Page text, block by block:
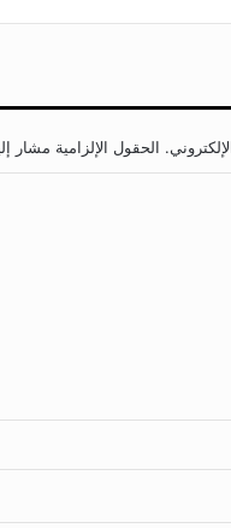
الحقول الإلزامية مشار